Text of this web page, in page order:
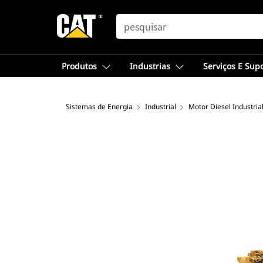
SEARCH
Produtos Industrias Serviços E
Sistemas de Energia Industrial Motor Diesel Industrial